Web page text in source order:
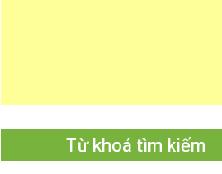
Từ khoá tìm kiếm